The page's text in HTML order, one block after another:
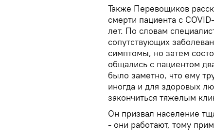
Также Перевощиков
смерти пациента с
лет. По словам
сопутствующих
симптомы, но затем
общались с пациентом
было заметно, что ему
иногда и для здоровых
закончиться тяжелым
Он призвал население
- они работают, тому